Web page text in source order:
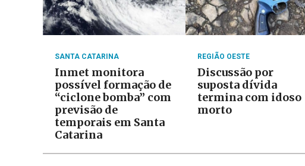
SANTA CATARINA
Inmet monitora
possível formação de
“ciclone bomba” com
previsão de
temporais em Santa
Catarina
REGIÃO OESTE
Discussão por
suposta dívida
termina com idoso
morto